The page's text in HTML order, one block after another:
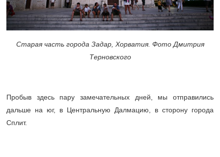
Старая часть города Задар, Хорватия. Фото Дмитрия
Терновского
Пробыв здесь пару замечательных дней, мы отправились
дальше на юг, в Центральную Далмацию, в сторону города
Сплит.